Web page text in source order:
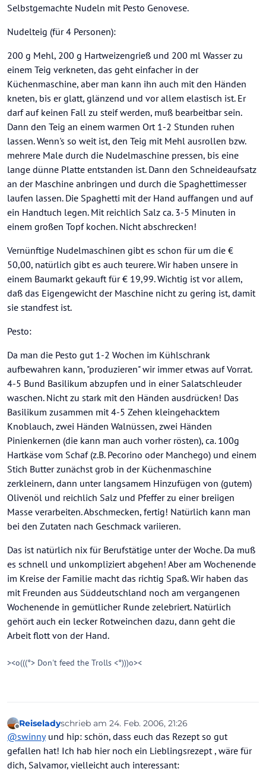
Selbstgemachte Nudeln mit Pesto Genovese.
Nudelteig (für 4 Personen):
200 g Mehl, 200 g Hartweizengrieß und 200 ml Wasser zu
einem Teig verkneten, das geht einfacher in der
Küchenmaschine, aber man kann ihn auch mit den Händen
kneten, bis er glatt, glänzend und vor allem elastisch ist. Er
darf auf keinen Fall zu steif werden, muß bearbeitbar sein.
Dann den Teig an einem warmen Ort 1-2 Stunden ruhen
lassen. Wenn's so weit ist, den Teig mit Mehl ausrollen bzw.
mehrere Male durch die Nudelmaschine pressen, bis eine
lange dünne Platte entstanden ist. Dann den Schneideaufsatz
an der Maschine anbringen und durch die Spaghettimesser
laufen lassen. Die Spaghetti mit der Hand auffangen und auf
ein Handtuch legen. Mit reichlich Salz ca. 3-5 Minuten in
einem großen Topf kochen. Nicht abschrecken!
Vernünftige Nudelmaschinen gibt es schon für um die €
50,00, natürlich gibt es auch teurere. Wir haben unsere in
einem Baumarkt gekauft für € 19,99. Wichtig ist vor allem,
daß das Eigengewicht der Maschine nicht zu gering ist, damit
sie standfest ist.
Pesto:
Da man die Pesto gut 1-2 Wochen im Kühlschrank
aufbewahren kann, "produzieren" wir immer etwas auf Vorrat.
4-5 Bund Basilikum abzupfen und in einer Salatschleuder
waschen. Nicht zu stark mit den Händen ausdrücken! Das
Basilikum zusammen mit 4-5 Zehen kleingehacktem
Knoblauch, zwei Händen Walnüssen, zwei Händen
Pinienkernen (die kann man auch vorher rösten), ca. 100g
Hartkäse vom Schaf (z.B. Pecorino oder Manchego) und einem
Stich Butter zunächst grob in der Küchenmaschine
zerkleinern, dann unter langsamem Hinzufügen von (gutem)
Olivenöl und reichlich Salz und Pfeffer zu einer breiigen
Masse verarbeiten. Abschmecken, fertig! Natürlich kann man
bei den Zutaten nach Geschmack variieren.
Das ist natürlich nix für Berufstätige unter der Woche. Da muß
es schnell und unkompliziert abgehen! Aber am Wochenende
im Kreise der Familie macht das richtig Spaß. Wir haben das
mit Freunden aus Süddeutschland noch am vergangenen
Wochenende in gemütlicher Runde zelebriert. Natürlich
gehört auch ein lecker Rotweinchen dazu, dann geht die
Arbeit flott von der Hand.
><o(((°> Don't feed the Trolls <°)))o><
Offline
Reiseladyschrieb am 24. Feb. 2006, 21:26
zuletzt editiert von
@swinnyund hip: schön, dass euch das Rezept so gut
gefallen hat! Ich hab hier noch ein Lieblingsrezept , wäre für
dich, Salvamor, vielleicht auch interessant: